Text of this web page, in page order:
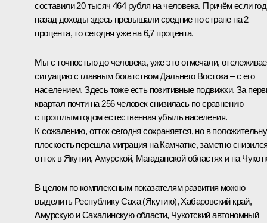
составили 20 тысяч 464 рубля на человека. Причём если год
назад доходы здесь превышали средние по стране на 2
процента, то сегодня уже на 6,7 процента.
Мы с точностью до человека, уже это отмечали,
ситуацию с главным богатством Дальнего Востока – с его
населением. Здесь тоже есть позитивные подвижки. За
квартал почти на 256 человек снизилась по сравнению
с прошлым годом естественная убыль населения.
К сожалению, отток сегодня сохраняется, но в
плоскость перешла миграция на Камчатке, заметно
отток в Якутии, Амурской, Магаданской областях и на
В целом по комплексным показателям развития можно
выделить Республику Саха (Якутию), Хабаровский край,
Амурскую и Сахалинскую области, Чукотский автономный